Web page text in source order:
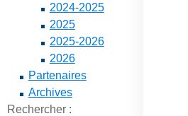
2024-2025
2025
2025-2026
2026
Partenaires
Archives
Rechercher :